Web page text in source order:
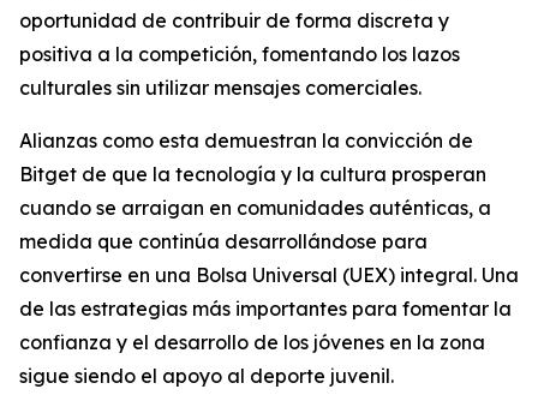
oportunidad de contribuir de forma discreta y
positiva a la competición, fomentando los lazos
culturales sin utilizar mensajes comerciales.
Alianzas como esta demuestran la convicción de
Bitget de que la tecnología y la cultura prosperan
cuando se arraigan en comunidades auténticas, a
medida que continúa desarrollándose para
convertirse en una Bolsa Universal (UEX) integral. Una
de las estrategias más importantes para fomentar la
confianza y el desarrollo de los jóvenes en la zona
sigue siendo el apoyo al deporte juvenil.